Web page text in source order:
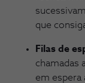
que
Filas de
chamadas
em espera